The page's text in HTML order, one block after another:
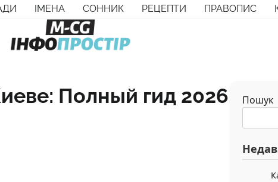
ІМЕНА СОННИК РЕЦЕПТИ ПРАВОПИС
Полный гид 2026
Пошук